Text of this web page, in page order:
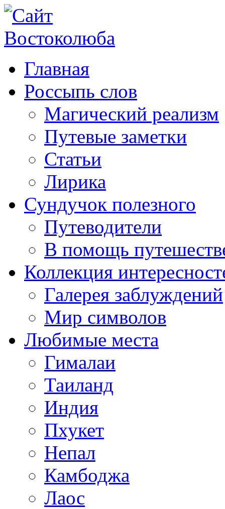
Главная
Россыпь слов
Магический реализм
Путевые заметки
Статьи
Лирика
Сундучок полезного
Путеводители
В помощь
Коллекция
Галерея заблуждений
Мир символов
Любимые места
Гималаи
Таиланд
Индия
Пхукет
Непал
Камбоджа
Лаос